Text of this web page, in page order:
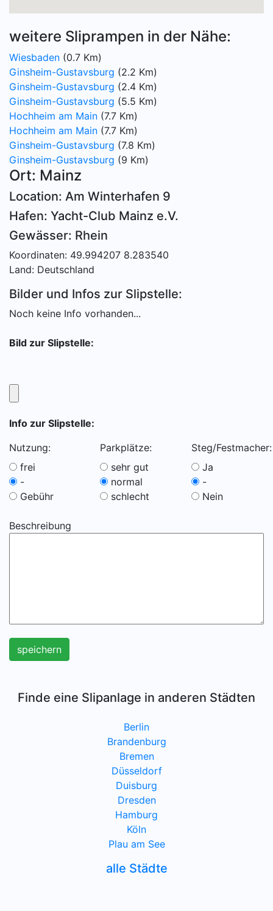
weitere Sliprampen in der Nähe:
Wiesbaden (0.7 Km)
Ginsheim-Gustavsburg (2.2 Km)
Ginsheim-Gustavsburg (2.4 Km)
Ginsheim-Gustavsburg (5.5 Km)
Hochheim am Main (7.7 Km)
Hochheim am Main (7.7 Km)
Ginsheim-Gustavsburg (7.8 Km)
Ginsheim-Gustavsburg (9 Km)
Ort: Mainz
Location: Am Winterhafen 9
Hafen: Yacht-Club Mainz e.V.
Gewässer: Rhein
Koordinaten: 49.994207 8.283540
Land: Deutschland
Bilder und Infos zur Slipstelle:
Noch keine Info vorhanden...
Bild zur Slipstelle:
Info zur Slipstelle:
Nutzung:
frei
-
Gebühr
Parkplätze:
sehr gut
normal
schlecht
Steg/Festmacher:
Ja
-
Nein
Beschreibung
speichern
Finde eine Slipanlage in anderen Städten
Berlin
Brandenburg
Bremen
Düsseldorf
Duisburg
Dresden
Hamburg
Köln
Plau am See
alle Städte